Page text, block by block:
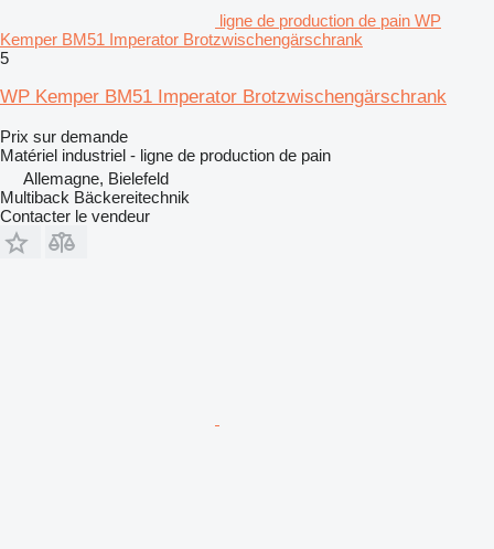
ligne de production de pain WP
Kemper BM51 Imperator Brotzwischengärschrank
5
WP Kemper BM51 Imperator Brotzwischengärschrank
Prix sur demande
Matériel industriel - ligne de production de pain
Allemagne, Bielefeld
Multiback Bäckereitechnik
Contacter le vendeur